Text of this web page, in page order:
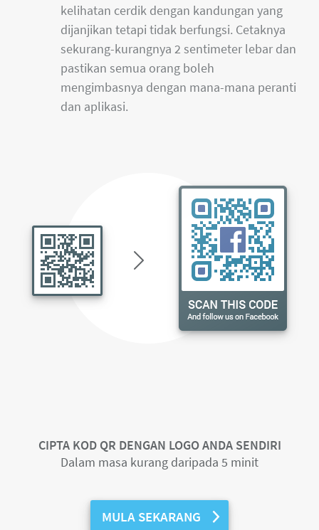
kelihatan cerdik dengan kandungan yang
dijanjikan tetapi tidak berfungsi. Cetaknya
sekurang-kurangnya 2 sentimeter lebar dan
pastikan semua orang boleh
mengimbasnya dengan mana-mana peranti
dan aplikasi.
CIPTA KOD QR DENGAN LOGO ANDA SENDIRI
Dalam masa kurang daripada 5 minit
MULA SEKARANG